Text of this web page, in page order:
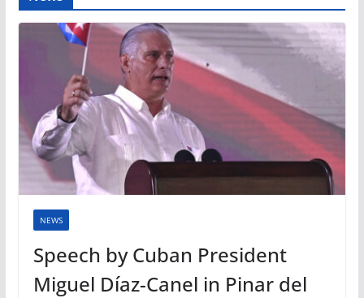
NEWS
Speech by Cuban President
Miguel Díaz-Canel in Pinar del